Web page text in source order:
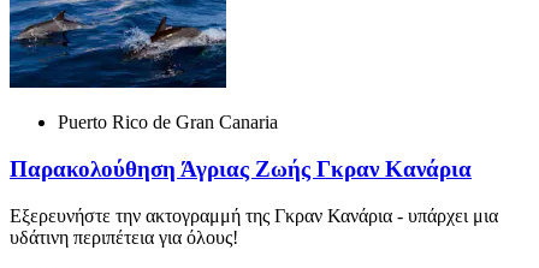
Puerto Rico de Gran Canaria
Παρακολούθηση Άγριας Ζωής Γκραν Κανάρια
Εξερευνήστε την ακτογραμμή της Γκραν Κανάρια - υπάρχει μια
υδάτινη περιπέτεια για όλους!